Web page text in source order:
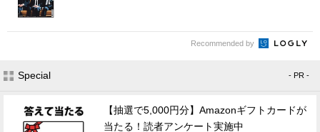
Recommended by
Special - PR -
【抽選で5,000円分】Amazonギフトカードが
当たる！読者アンケート実施中